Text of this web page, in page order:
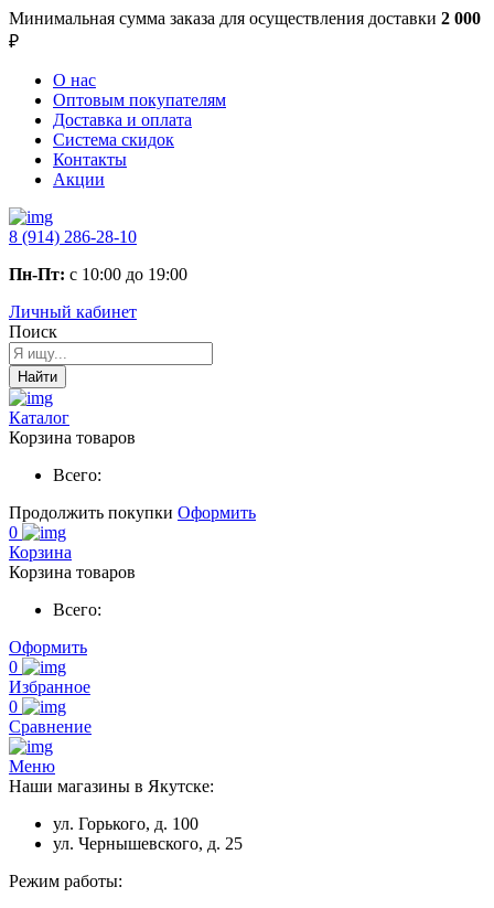
Минимальная сумма заказа для осуществления доставки 2 000
₽
О нас
Оптовым покупателям
Доставка и оплата
Система скидок
Контакты
Акции
8 (914) 286-28-10
Пн-Пт: с 10:00 до 19:00
Личный кабинет
Поиск
Найти
Каталог
Корзина товаров
Всего:
Продолжить покупки Оформить
0
Корзина
Корзина товаров
Всего:
Оформить
0
Избранное
0
Сравнение
Меню
Наши магазины в Якутске:
ул. Горького, д. 100
ул. Чернышевского, д. 25
Режим работы: